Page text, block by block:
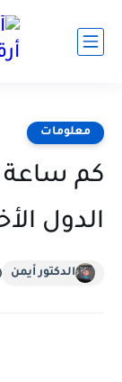
معلومات
كم ساعة
الدول
الدكتور أيمن